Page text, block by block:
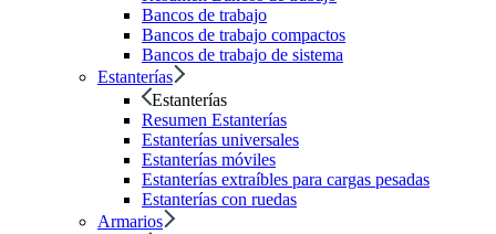
Bancos de trabajo
Bancos de trabajo compactos
Bancos de trabajo de sistema
Estanterías
Estanterías
Resumen Estanterías
Estanterías universales
Estanterías móviles
Estanterías extraíbles para cargas pesadas
Estanterías con ruedas
Armarios